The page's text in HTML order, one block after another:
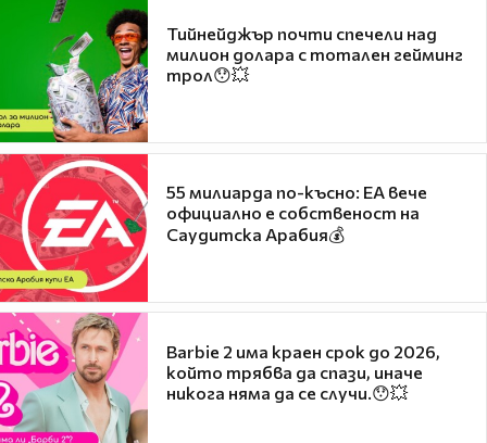
Тийнейджър почти спечели над
милион долара с тотален гейминг
трол😯💥
55 милиарда по-късно: EA вече
официално е собственост на
Саудитска Арабия💰
Barbie 2 има краен срок до 2026,
който трябва да спази, иначе
никога няма да се случи.😯💥